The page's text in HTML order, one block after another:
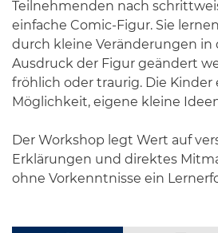
Teilnehmenden nach
einfache Comic-Figur. Sie
durch kleine Veränderungen in
Ausdruck der Figur geändert
fröhlich oder traurig. Die Kinder
Möglichkeit, eigene kleine
Der Workshop legt Wert auf
Erklärungen und direktes
ohne Vorkenntnisse ein